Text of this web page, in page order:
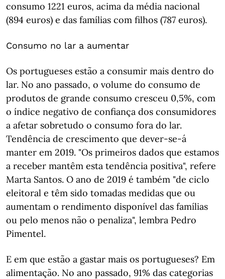
consumo 1221 euros, acima da média nacional
(894 euros) e das famílias com filhos (787 euros).
Consumo no lar a aumentar
Os portugueses estão a consumir mais dentro do
lar. No ano passado, o volume do consumo de
produtos de grande consumo cresceu 0,5%, com
o índice negativo de confiança dos consumidores
a afetar sobretudo o consumo fora do lar.
Tendência de crescimento que dever-se-á
manter em 2019. "Os primeiros dados que estamos
a receber mantêm esta tendência positiva", refere
Marta Santos. O ano de 2019 é também "de ciclo
eleitoral e têm sido tomadas medidas que ou
aumentam o rendimento disponível das famílias
ou pelo menos não o penaliza", lembra Pedro
Pimentel.
E em que estão a gastar mais os portugueses? Em
alimentação. No ano passado, 91% das categorias